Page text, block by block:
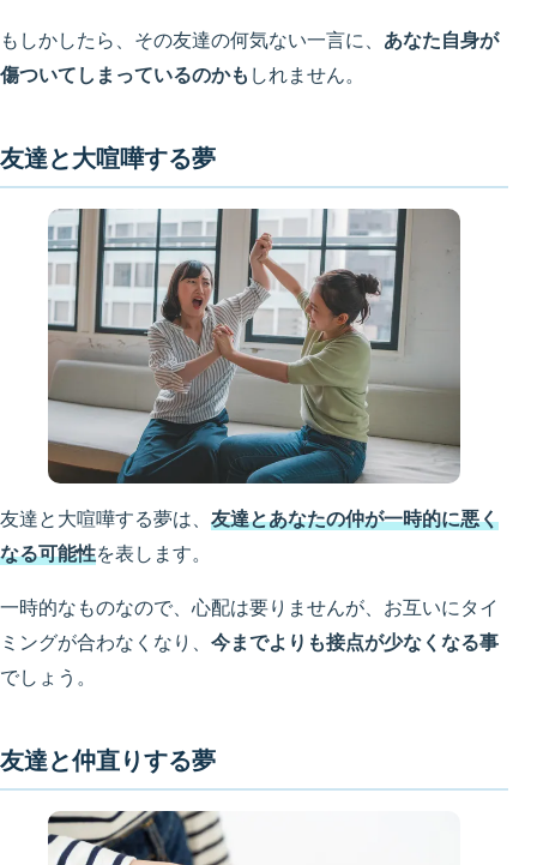
もしかしたら、その友達の何気ない一言に、 あなた自身が
傷ついてしまっているのかも しれません。
友達と大喧嘩する夢
友達と大喧嘩する夢は、 友達とあなたの仲が一時的に悪く
なる可能性を表します。
一時的なものなので、心配は要りませんが、お互いにタイ
ミングが合わなくなり、 今までよりも接点が少なくなる事
でしょう。
友達と仲直りする夢